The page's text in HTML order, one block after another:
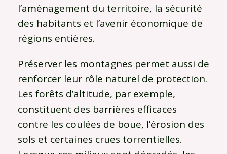
l’aménagement du territoire, la sécurité
des habitants et l’avenir économique de
régions entières.
Préserver les montagnes permet aussi de
renforcer leur rôle naturel de protection.
Les forêts d’altitude, par exemple,
constituent des barrières efficaces
contre les coulées de boue, l’érosion des
sols et certaines crues torrentielles.